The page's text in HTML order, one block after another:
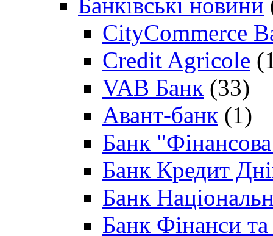
CityCommerce
Credit Agricole
VAB Банк (33)
Авант-банк (1)
Банк "Фінансова
Банк Кредит
Банк
Банк Фінанси